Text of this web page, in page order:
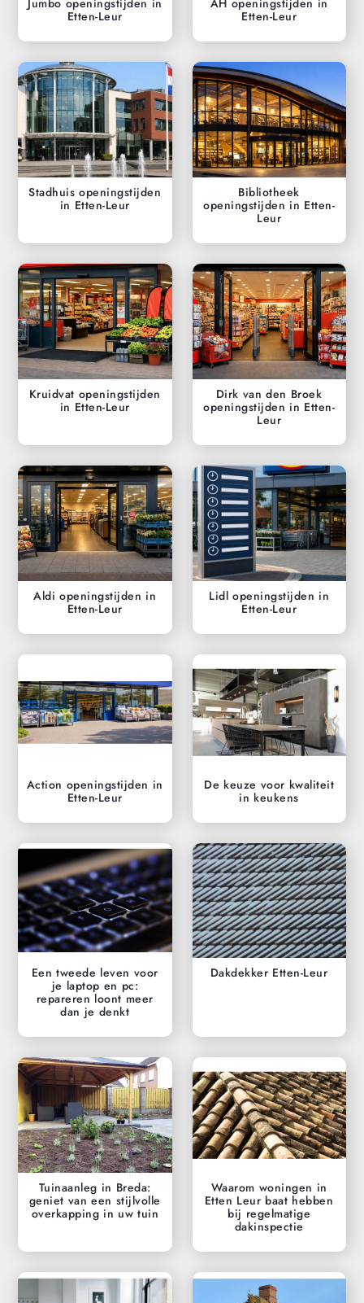
Jumbo openingstijden in
Etten-Leur
AH openingstijden in
Etten-Leur
Stadhuis openingstijden
in Etten-Leur
Bibliotheek
openingstijden in Etten-
Leur
Kruidvat openingstijden
in Etten-Leur
Dirk van den Broek
openingstijden in Etten-
Leur
Aldi openingstijden in
Etten-Leur
Lidl openingstijden in
Etten-Leur
Action openingstijden in
Etten-Leur
De keuze voor kwaliteit
in keukens
Een tweede leven voor
je laptop en pc:
repareren loont meer
dan je denkt
Dakdekker Etten-Leur
Tuinaanleg in Breda:
geniet van een stijlvolle
overkapping in uw tuin
Waarom woningen in
Etten Leur baat hebben
bij regelmatige
dakinspectie